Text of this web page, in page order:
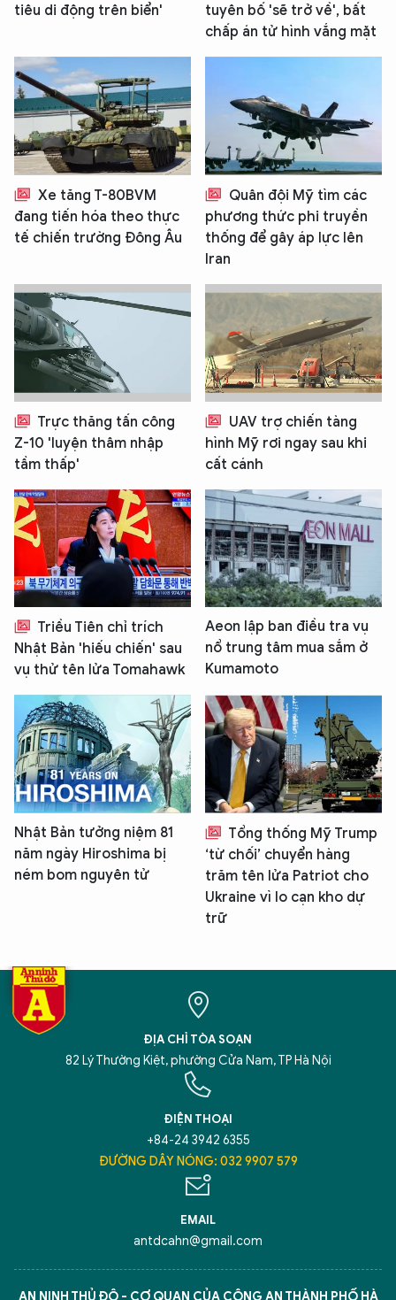
tiêu di động trên biển'
tuyên bố 'sẽ trở về', bất
chấp án tử hình vắng mặt
Xe tăng T-80BVM
đang tiến hóa theo thực
tế chiến trường Đông Âu
Quân đội Mỹ tìm các
phương thức phi truyền
thống để gây áp lực lên
Iran
Trực thăng tấn công
Z-10 'luyện thâm nhập
tầm thấp'
UAV trợ chiến tàng
hình Mỹ rơi ngay sau khi
cất cánh
Triều Tiên chỉ trích
Nhật Bản 'hiếu chiến' sau
vụ thử tên lửa Tomahawk
Aeon lập ban điều tra vụ
nổ trung tâm mua sắm ở
Kumamoto
Nhật Bản tưởng niệm 81
năm ngày Hiroshima bị
ném bom nguyên tử
Tổng thống Mỹ Trump
‘từ chối’ chuyển hàng
trăm tên lửa Patriot cho
Ukraine vì lo cạn kho dự
trữ
ĐỊA CHỈ TÒA SOẠN
82 Lý Thường Kiệt, phường Cửa Nam, TP Hà Nội
ĐIỆN THOẠI
+84-24 3942 6355
ĐƯỜNG DÂY NÓNG: 032 9907 579
EMAIL
antdcahn@gmail.com
AN NINH THỦ ĐÔ - CƠ QUAN CỦA CÔNG AN THÀNH PHỐ HÀ